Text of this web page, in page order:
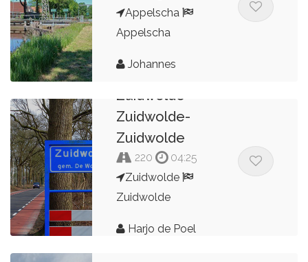
Appelscha
Appelscha
Johannes
Zuidwolde-
Zuidwolde-
Zuidwolde
220
04:25
Zuidwolde
Zuidwolde
Harjo de Poel